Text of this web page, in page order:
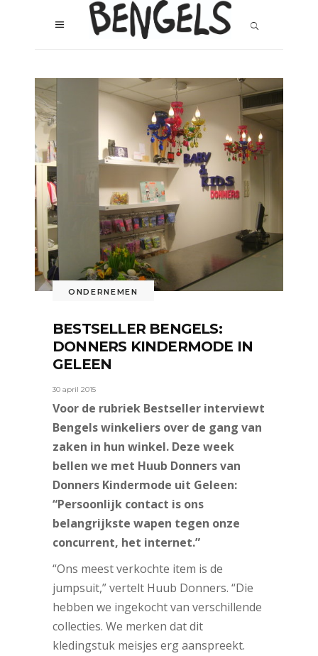
ONDERNEMEN
BESTSELLER BENGELS:
DONNERS KINDERMODE IN
GELEEN
30 april 2015
Voor de rubriek Bestseller interviewt
Bengels winkeliers over de gang van
zaken in hun winkel. Deze week
bellen we met Huub Donners van
Donners Kindermode uit Geleen:
“Persoonlijk contact is ons
belangrijkste wapen tegen onze
concurrent, het internet.”
“Ons meest verkochte item is de
jumpsuit,” vertelt Huub Donners. “Die
hebben we ingekocht van verschillende
collecties. We merken dat dit
kledingstuk meisjes erg aanspreekt.